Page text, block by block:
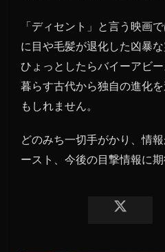
「ディセント」と言う映画
に目や毛髪が退化した凶暴
ひょっとしたらバイーアビ
暮らす古代から独自の進化
もしれません。
どのみち一切手がかり、情
ースト、今後の目撃情報に期